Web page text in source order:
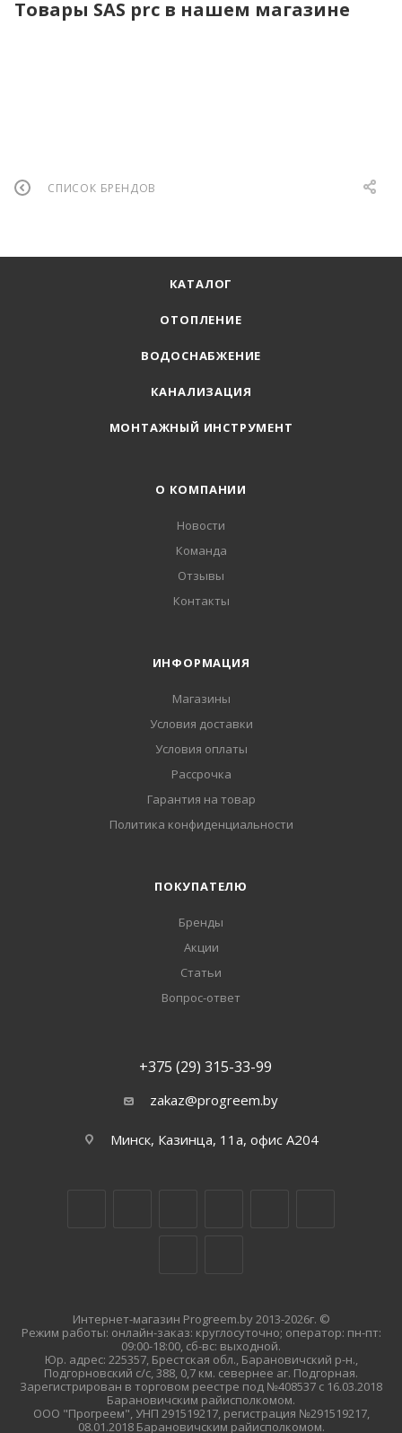
Товары SAS prc в нашем магазине
СПИСОК БРЕНДОВ
КАТАЛОГ
ОТОПЛЕНИЕ
ВОДОСНАБЖЕНИЕ
КАНАЛИЗАЦИЯ
МОНТАЖНЫЙ ИНСТРУМЕНТ
О КОМПАНИИ
Новости
Команда
Отзывы
Контакты
ИНФОРМАЦИЯ
Магазины
Условия доставки
Условия оплаты
Рассрочка
Гарантия на товар
Политика конфиденциальности
ПОКУПАТЕЛЮ
Бренды
Акции
Статьи
Вопрос-ответ
+375 (29) 315-33-99
zakaz@progreem.by
Минск, Казинца, 11а, офис А204
Интернет-магазин Progreem.by 2013-2026г. ©
Режим работы: онлайн-заказ: круглосуточно; оператор: пн-пт:
09:00-18:00, сб-вс: выходной.
Юр. адрес: 225357, Брестская обл., Барановичский р-н.,
Подгорновский с/с, 388, 0,7 км. севернее аг. Подгорная.
Зарегистрирован в торговом реестре под №408537 с 16.03.2018
Барановичским райисполкомом.
ООО "Прогреем", УНП 291519217, регистрация №291519217,
08.01.2018 Барановичским райисполкомом.